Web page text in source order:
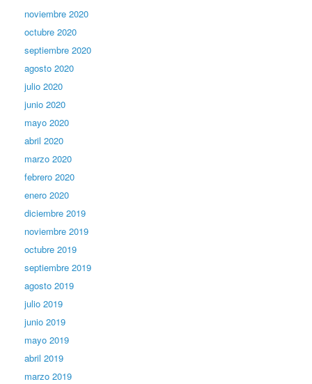
noviembre 2020
octubre 2020
septiembre 2020
agosto 2020
julio 2020
junio 2020
mayo 2020
abril 2020
marzo 2020
febrero 2020
enero 2020
diciembre 2019
noviembre 2019
octubre 2019
septiembre 2019
agosto 2019
julio 2019
junio 2019
mayo 2019
abril 2019
marzo 2019